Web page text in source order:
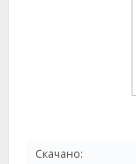
Скачано: